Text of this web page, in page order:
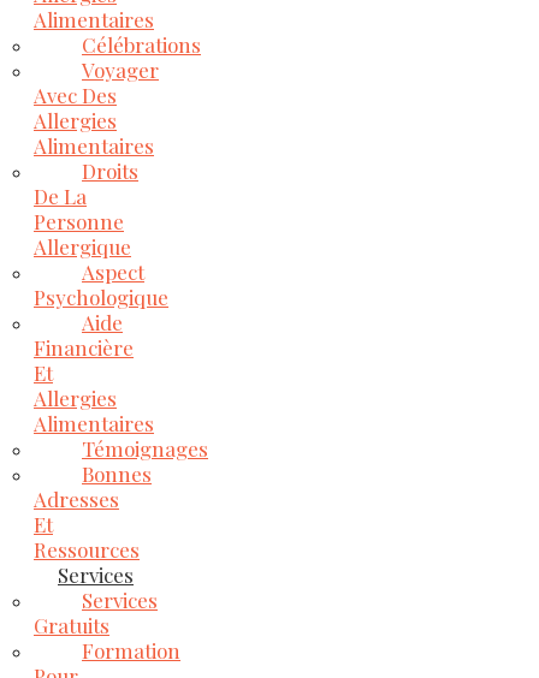
Alimentaires
Célébrations
Voyager
Avec Des
Allergies
Alimentaires
Droits
De La
Personne
Allergique
Aspect
Psychologique
Aide
Financière
Et
Allergies
Alimentaires
Témoignages
Bonnes
Adresses
Et
Ressources
Services
Services
Gratuits
Formation